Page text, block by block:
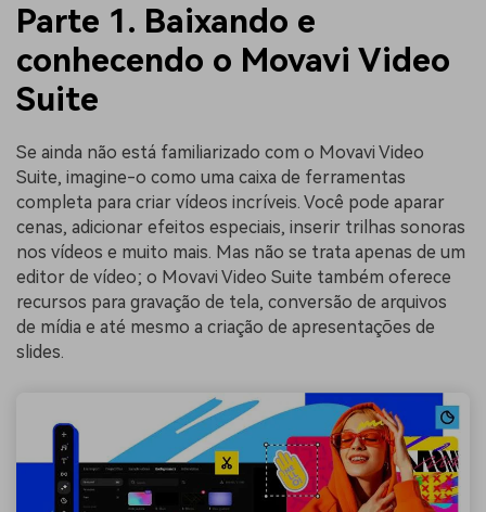
Parte 1. Baixando e
conhecendo o Movavi Video
Suite
Se ainda não está familiarizado com o Movavi Video
Suite, imagine-o como uma caixa de ferramentas
completa para criar vídeos incríveis. Você pode aparar
cenas, adicionar efeitos especiais, inserir trilhas sonoras
nos vídeos e muito mais. Mas não se trata apenas de um
editor de vídeo; o Movavi Video Suite também oferece
recursos para gravação de tela, conversão de arquivos
de mídia e até mesmo a criação de apresentações de
slides.